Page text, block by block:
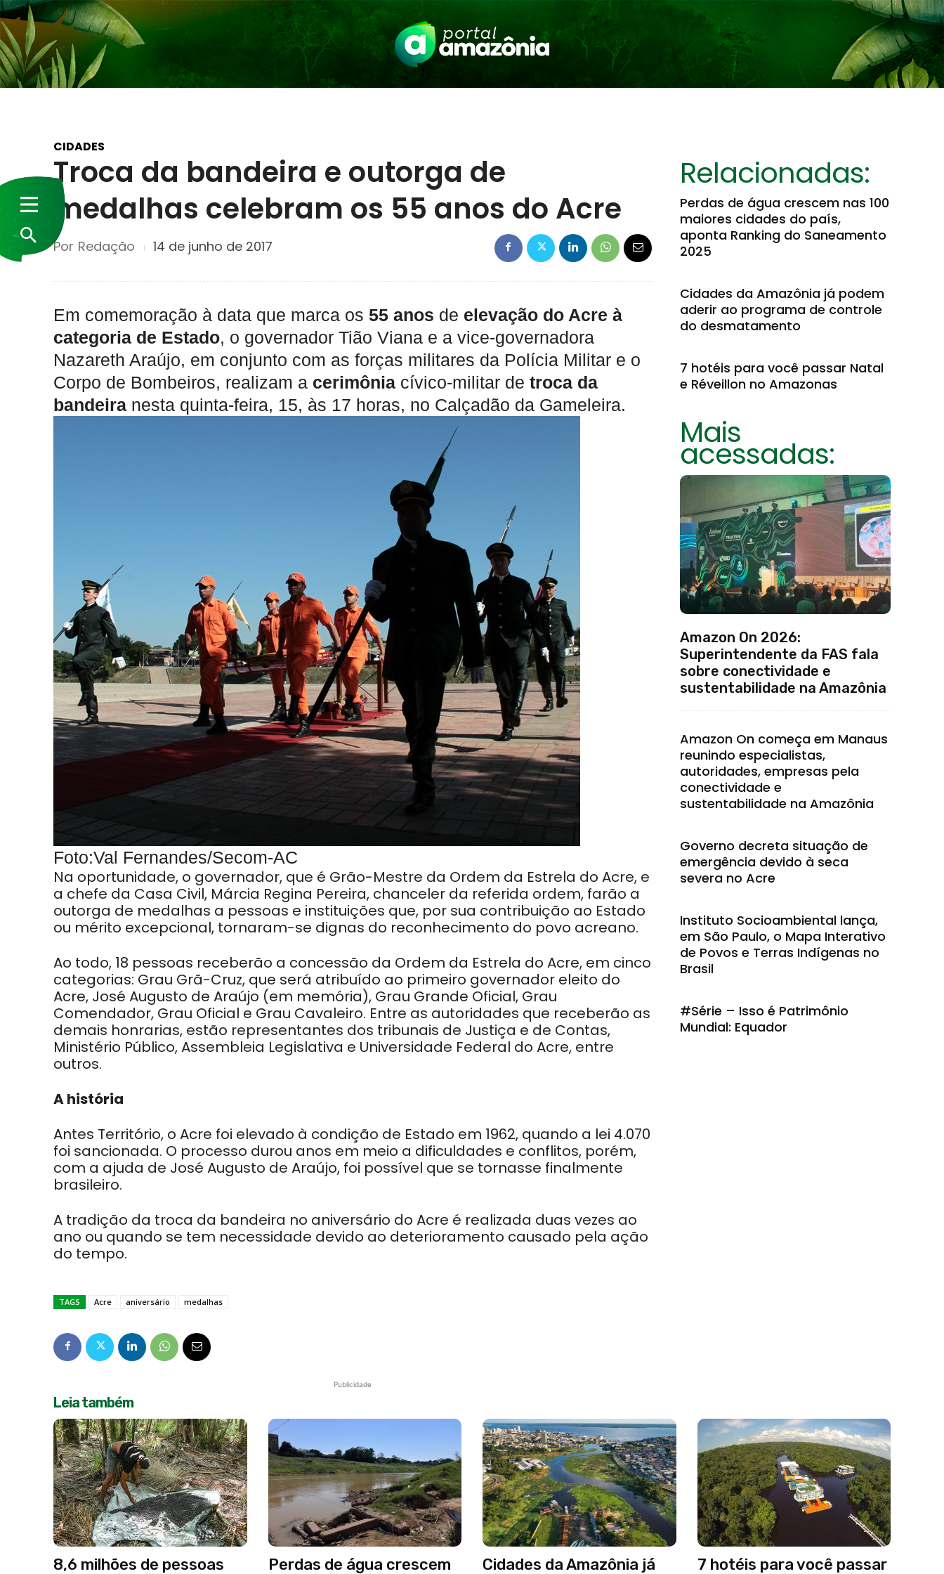
CIDADES
Troca da bandeira e outorga de
medalhas celebram os 55 anos do Acre
Por Redação 14 de junho de 2017
Em comemoração à data que marca os 55 anos de elevação do Acre à
categoria de Estado, o governador Tião Viana e a vice-governadora
Nazareth Araújo, em conjunto com as forças militares da Polícia Militar e o
Corpo de Bombeiros, realizam a cerimônia cívico-militar de troca da
bandeira nesta quinta-feira, 15, às 17 horas, no Calçadão da Gameleira.
Foto:Val Fernandes/Secom-AC
Na oportunidade, o governador, que é Grão-Mestre da Ordem da Estrela do Acre, e
a chefe da Casa Civil, Márcia Regina Pereira, chanceler da referida ordem, farão a
outorga de medalhas a pessoas e instituições que, por sua contribuição ao Estado
ou mérito excepcional, tornaram-se dignas do reconhecimento do povo acreano.
Ao todo, 18 pessoas receberão a concessão da Ordem da Estrela do Acre, em cinco
categorias: Grau Grã-Cruz, que será atribuído ao primeiro governador eleito do
Acre, José Augusto de Araújo (em memória), Grau Grande Oficial, Grau
Comendador, Grau Oficial e Grau Cavaleiro. Entre as autoridades que receberão as
demais honrarias, estão representantes dos tribunais de Justiça e de Contas,
Ministério Público, Assembleia Legislativa e Universidade Federal do Acre, entre
outros.
A história
Antes Território, o Acre foi elevado à condição de Estado em 1962, quando a lei 4.070
foi sancionada. O processo durou anos em meio a dificuldades e conflitos, porém,
com a ajuda de José Augusto de Araújo, foi possível que se tornasse finalmente
brasileiro.
A tradição da troca da bandeira no aniversário do Acre é realizada duas vezes ao
ano ou quando se tem necessidade devido ao deterioramento causado pela ação
do tempo.
TAGS Acre aniversário medalhas
Publicidade
Relacionadas:
Perdas de água crescem nas 100
maiores cidades do país,
aponta Ranking do Saneamento
2025
Cidades da Amazônia já podem
aderir ao programa de controle
do desmatamento
7 hotéis para você passar Natal
e Réveillon no Amazonas
Mais
acessadas:
Amazon On 2026:
Superintendente da FAS fala
sobre conectividade e
sustentabilidade na Amazônia
Amazon On começa em Manaus
reunindo especialistas,
autoridades, empresas pela
conectividade e
sustentabilidade na Amazônia
Governo decreta situação de
emergência devido à seca
severa no Acre
Instituto Socioambiental lança,
em São Paulo, o Mapa Interativo
de Povos e Terras Indígenas no
Brasil
#Série – Isso é Patrimônio
Mundial: Equador
Leia também
8,6 milhões de pessoas
Perdas de água crescem
Cidades da Amazônia já
7 hotéis para você passar